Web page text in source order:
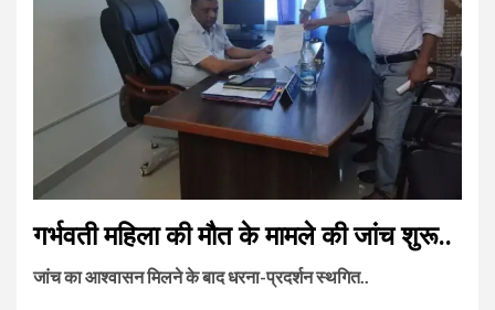
गर्भवती महिला की मौत के मामले की जांच शुरू..
जांच का आश्वासन मिलने के बाद धरना-प्रदर्शन स्थगित..